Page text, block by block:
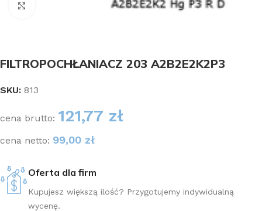
Kliknij aby powiększyć
FILTROPOCHŁANIACZ 203 A2B2E2K2P3
SKU: 813
cena brutto: 121,77 zł
cena netto: 99,00 zł
Oferta dla firm
Kupujesz większą ilość? Przygotujemy indywidualną
wycenę.